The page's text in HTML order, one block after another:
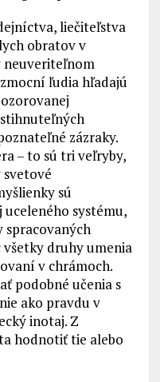
liečiteľstva
obratov v
neuveriteľnom
ľudia hľadajú
zázraky.
– to sú tri veľryby,
sú
systému,
druhy umenia
v chrámoch.
podobné učenia s
ako pravdu v
inotaj. Z
hodnotiť tie alebo